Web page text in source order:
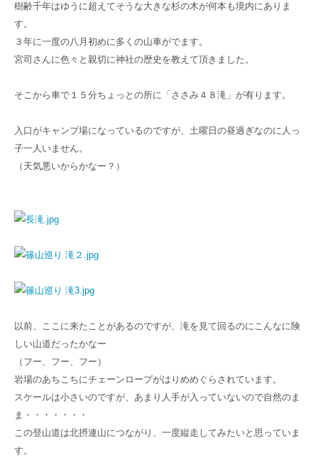
樹齢千年はゆうに超えてそうな大きな杉の木が何本も境内にありま
す。
３年に一度の八月初めに多くの山車がでます。
宮司さんに色々と親切に神社の歴史を教えて頂きました。
そこから車で１５分ちょっとの所に「ささみ４８滝」が有ります。
入口がキャンプ場になっているのですが、土曜日の昼過ぎなのに人っ
子一人いません。
（天気悪いからかなー？）
以前、ここに来たことがあるのですが、滝を見て回るのにこんなに険
しい山道だったかなー
（フー、フー、フー）
岩場のあちこちにチェーンロープがはりめめぐらされています。
スケールは小さいのですが、あまり人手が入っていないので自然のま
ま・・・・・・・
この登山道は北摂連山につながり、一度縦走してみたいと思っていま
す。